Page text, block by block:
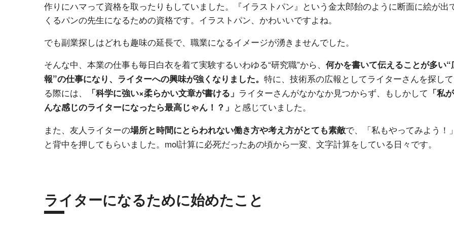
作りにハマって資格を取ったりもしていました。『イラストパン』という金太郎飴のように断面に絵が出
くるパンの先生になるための資格です。イラストパン、かわいいですよね。
でも副業探しはどれも趣味の延長で、職業になるイメージが湧きませんでした。
そんな中、本業の仕事も毎日白衣を着て実験するいわゆる“研究職”から、 何かを書いて伝えることが多い“
報”の仕事になり、ライターへの興味が強くなりました。 特に、技術系の広報としてライターさんを探し
る際には、
「科学に強い×柔らかい文章が書ける」 ライターさんがなかなか見つからず、もしかして 「私
んな感じのライターになったら最高じゃん！？」 と感じていました。
また、友人ライターの場所と時間にとらわれない働き方や考え方がとても素敵で、「私もやってみよう！」
と背中を押してもらいました。mol計算に必死だったあの頃から一変、文字計算をしている日々です。
ライターになるために始めたこと